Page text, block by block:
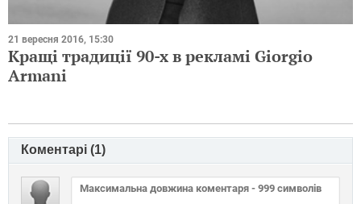
21 вересня 2016, 15:30
Кращі традиції 90-х в рекламі Giorgio
Armani
Коментарі (1)